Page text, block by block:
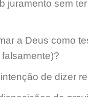
juramento sem
a Deus como
de dizer